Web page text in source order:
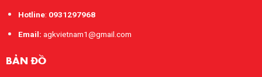
Hotline: 0931297968
Email: agkvietnam1@gmail.com
BẢN ĐỒ